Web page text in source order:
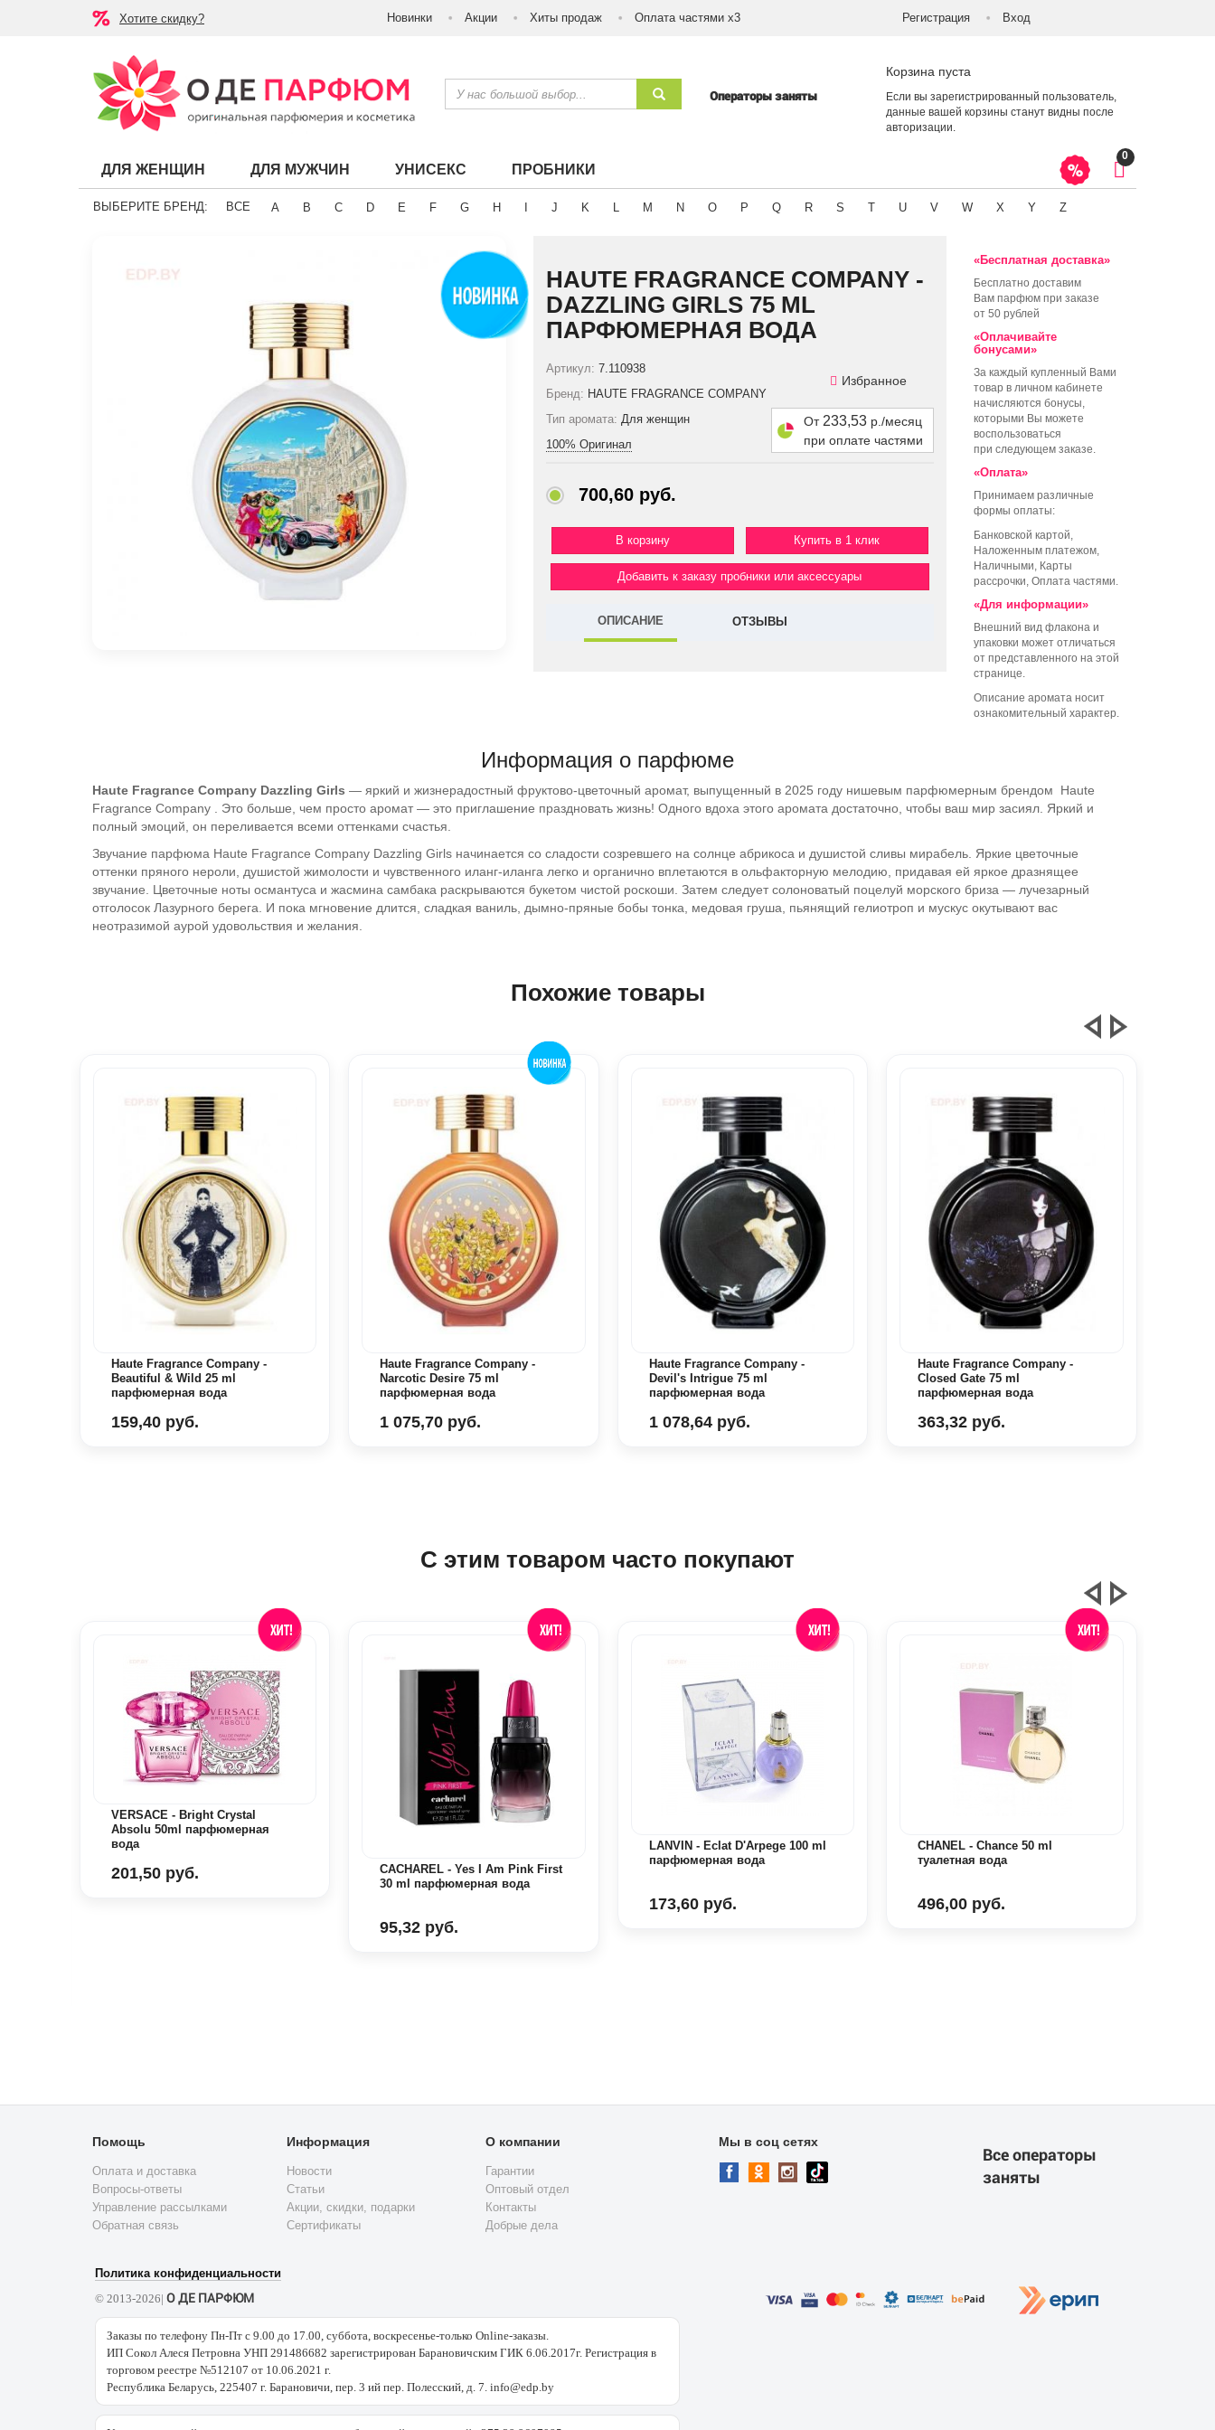
Хотите скидку? Новинки Акции Хиты продаж Оплата частями х3 Регистрация Вход
Операторы заняты
Корзина пуста
Если вы зарегистрированный пользователь,
данные вашей корзины станут видны после
авторизации
ДЛЯ ЖЕНЩИН ДЛЯ МУЖЧИН УНИСЕКС ПРОБНИКИ
0
ВЫБЕРИТЕ БРЕНД: ВСЕ A B C D E F G H J K L M N O P Q R S T U V W X Y Z
HAUTE FRAGRANCE COMPANY -
DAZZLING GIRLS 75 ML
ПАРФЮМЕРНАЯ ВОДА
Артикул: 7.110938
Бренд: HAUTE FRAGRANCE COMPANY
Тип аромата: Для женщин
100% Оригинал
Избранное
От 233,53 р./месяц
при оплате частями
700,60 руб.
Купить в 1 клик
Добавить к заказу пробники или аксессуары
ОПИСАНИЕ ОТЗЫВЫ
«Бесплатная доставка»
Бесплатно доставим
Вам парфюм при заказе
от 50 рублей
«Оплачивайте
бонусами»
За каждый купленный Вами
товар в личном кабинете
начисляются бонусы,
которыми Вы можете
воспользоваться
при следующем заказе.
«Оплата»
Принимаем различные
формы оплаты:
Банковской картой,
Наложенным платежом,
Наличными, Карты
рассрочки, Оплата частями.
«Для информации»
Внешний вид флакона и
упаковки может отличаться
от представленного на этой
странице.
Описание аромата носит
ознакомительный характер.
Информация о парфюме
Haute Fragrance Company Dazzling Girls — яркий и жизнерадостный фруктово-цветочный аромат, выпущенный в 2025 году нишевым парфюмерным брендом Haute
Fragrance Company . Это больше, чем просто аромат — это приглашение праздновать жизнь! Одного вдоха этого аромата достаточно, чтобы ваш мир засиял. Яркий и
полный эмоций, он переливается всеми оттенками счастья.
Звучание парфюма Haute Fragrance Company Dazzling Girls начинается со сладости созревшего на солнце абрикоса и душистой сливы мирабель. Яркие цветочные
оттенки пряного нероли, душистой жимолости и чувственного иланг-иланга легко и органично вплетаются в ольфакторную мелодию, придавая ей яркое дразнящее
звучание. Цветочные ноты османтуса и жасмина самбака раскрываются букетом чистой роскоши. Затем следует солоноватый поцелуй морского бриза — лучезарный
отголосок Лазурного берега. И пока мгновение длится, сладкая ваниль, дымно-пряные бобы тонка, медовая груша, пьянящий гелиотроп и мускус окутывают вас
неотразимой аурой удовольствия и желания.
Похожие товары
Haute Fragrance Company -
Beautiful & Wild 25 ml
парфюмерная вода
159,40 руб.
Haute Fragrance Company -
Narcotic Desire 75 ml
парфюмерная вода
1 075,70 руб.
Haute Fragrance Company -
Devil's Intrigue 75 ml
парфюмерная вода
1 078,64 руб.
Haute Fragrance Company -
Closed Gate 75 ml
парфюмерная вода
363,32 руб.
С этим товаром часто покупают
VERSACE - Bright Crystal
Absolu 50ml парфюмерная
вода
201,50 руб.
CACHAREL - Yes I Am Pink First
30 ml парфюмерная вода
95,32 руб.
LANVIN - Eclat D'Arpege 100 ml
парфюмерная вода
173,60 руб.
CHANEL - Chance 50 ml
туалетная вода
496,00 руб.
Помощь
Оплата и доставка
Вопросы-ответы
Управление рассылками
Обратная связь
Информация
Новости
Статьи
Акции, скидки, подарки
Сертификаты
О компании
Гарантии
Оптовый отдел
Контакты
Добрые дела
Мы в соц сетях
Все операторы
заняты
Политика конфиденциальности
© 2013-2026| О ДЕ ПАРФЮМ
Заказы по телефону Пн-Пт с 9.00 до 17.00, суббота, воскресенье-только Online-заказы.
ИП Сокол Алеся Петровна УНП 291486682 зарегистрирован Барановичским ГИК 6.06.2017г. Регистрация в
торговом реестре №512107 от 10.06.2021 г.
Республика Беларусь, 225407 г. Барановичи, пер. 3 ий пер. Полесский, д. 7. info@edp.by